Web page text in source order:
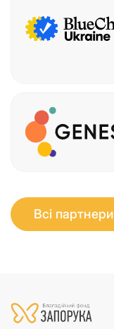
Всі партнери